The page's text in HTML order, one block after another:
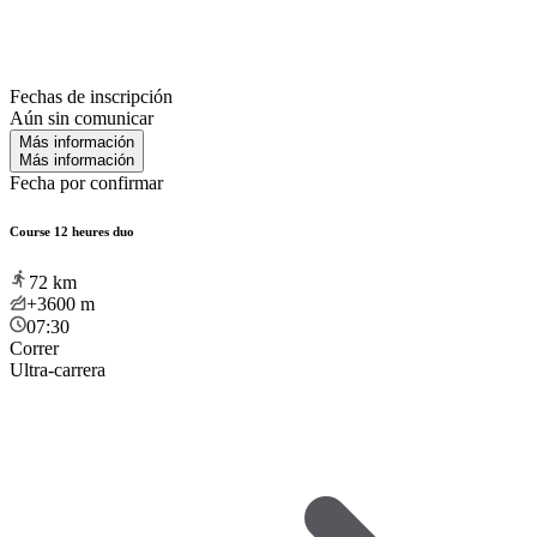
Fechas de inscripción
Aún sin comunicar
Más información
Más información
Fecha por confirmar
Course 12 heures duo
72 km
+3600 m
07:30
Correr
Ultra-carrera